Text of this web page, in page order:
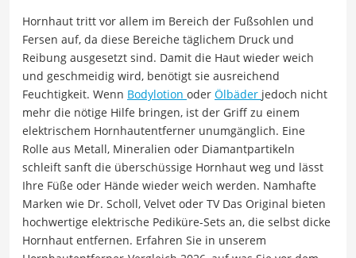
Hornhaut tritt vor allem im Bereich der Fußsohlen und
Fersen auf, da diese Bereiche täglichem Druck und
Reibung ausgesetzt sind. Damit die Haut wieder weich
und geschmeidig wird, benötigt sie ausreichend
Feuchtigkeit. Wenn Bodylotion oder Ölbäder jedoch nicht
mehr die nötige Hilfe bringen, ist der Griff zu einem
elektrischem Hornhautentferner unumgänglich. Eine
Rolle aus Metall, Mineralien oder Diamantpartikeln
schleift sanft die überschüssige Hornhaut weg und lässt
Ihre Füße oder Hände wieder weich werden. Namhafte
Marken wie Dr. Scholl, Velvet oder TV Das Original bieten
hochwertige elektrische Pediküre-Sets an, die selbst dicke
Hornhaut entfernen. Erfahren Sie in unserem